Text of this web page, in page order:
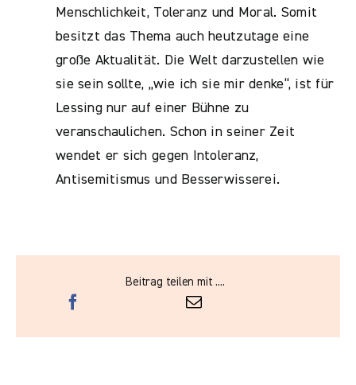
Menschlichkeit, Toleranz und Moral. Somit
besitzt das Thema auch heutzutage eine
große Aktualität. Die Welt darzustellen wie
sie sein sollte, „wie ich sie mir denke“, ist für
Lessing nur auf einer Bühne zu
veranschaulichen. Schon in seiner Zeit
wendet er sich gegen Intoleranz,
Antisemitismus und Besserwisserei.
Beitrag teilen mit ....